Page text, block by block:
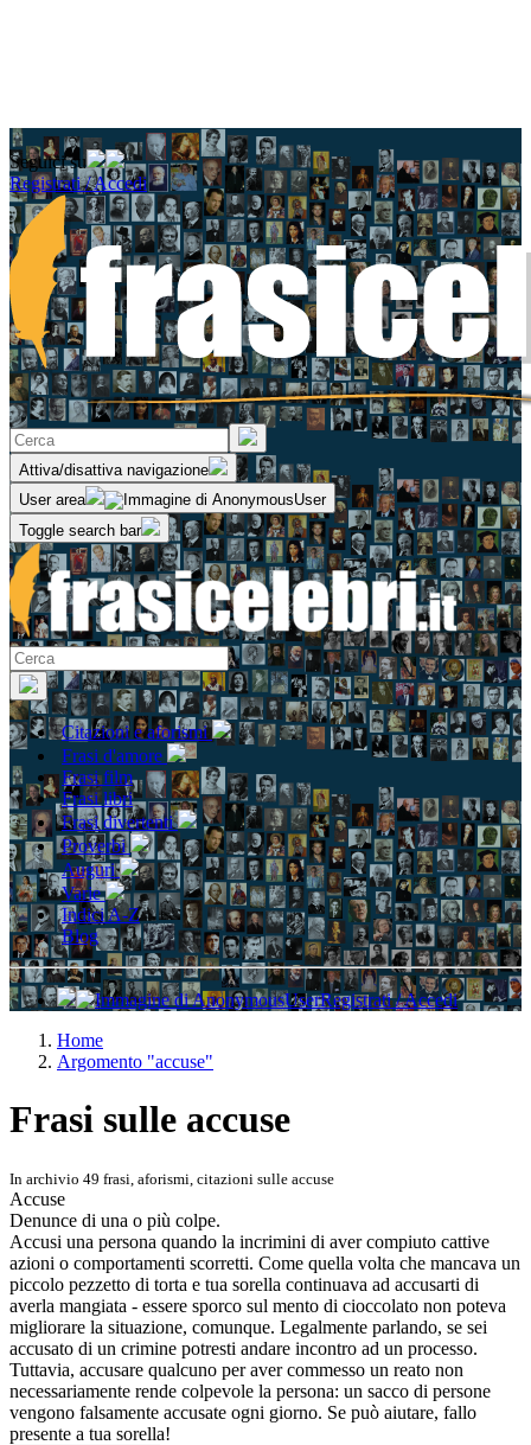
Seguici su
Registrati / Accedi
Attiva/disattiva navigazione
User area
Toggle search bar
Citazioni e aforismi
Frasi d'amore
Frasi film
Frasi libri
Frasi divertenti
Proverbi
Auguri
Varie
Indici A-Z
Blog
Registrati / Accedi
Home
Argomento "accuse"
Frasi sulle accuse
In archivio 49 frasi, aforismi, citazioni sulle accuse
Accuse
Denunce di una o più colpe.
Accusi una persona quando la incrimini di aver compiuto cattive
azioni o comportamenti scorretti. Come quella volta che mancava un
piccolo pezzetto di torta e tua sorella continuava ad accusarti di
averla mangiata - essere sporco sul mento di cioccolato non poteva
migliorare la situazione, comunque. Legalmente parlando, se sei
accusato di un crimine potresti andare incontro ad un processo.
Tuttavia, accusare qualcuno per aver commesso un reato non
necessariamente rende colpevole la persona: un sacco di persone
vengono falsamente accusate ogni giorno. Se può aiutare, fallo
presente a tua sorella!